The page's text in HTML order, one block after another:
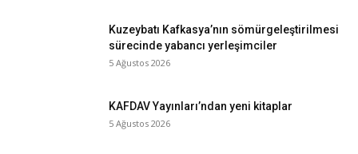
Kuzeybatı Kafkasya’nın sömürgeleştirilmesi
sürecinde yabancı yerleşimciler
5 Ağustos 2026
KAFDAV Yayınları’ndan yeni kitaplar
5 Ağustos 2026